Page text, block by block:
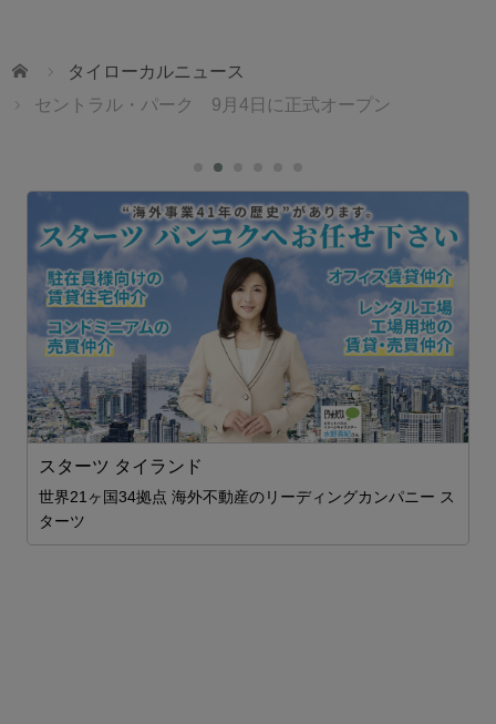
ホーム
タイローカルニュース
セントラル・パーク 9月4日に正式オープン
スターツ タイランド
世界21ヶ国34拠点 海外不動産のリーディングカンパニー ス
ターツ